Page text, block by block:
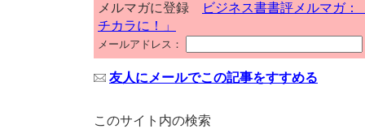
メルマガに登録
ビジネス書書評メルマガ：
チカラに！」
メールアドレス：
友人にメールでこの記事をすすめる
このサイト内の検索